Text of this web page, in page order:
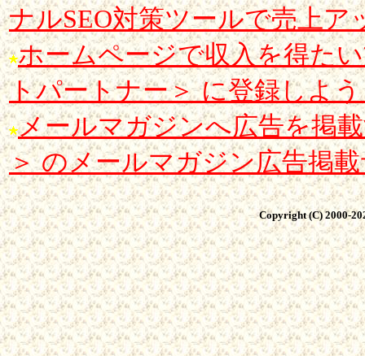
ナルSEO対策ツールで売上ア
ホームページで収入を得た
トパートナー＞ に登録しよ
メールマガジンへ広告を掲
＞ のメールマガジン広告掲
Copyright (C) 2000-